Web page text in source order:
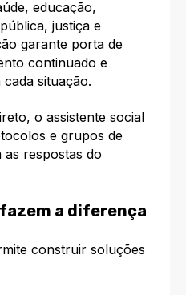
educação,
justiça e
garante porta de
continuado e
situação.
o assistente social
e grupos de
respostas do
a diferença
construir soluções